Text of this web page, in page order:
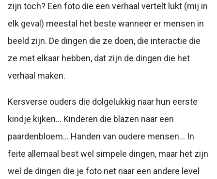
zijn toch? Een foto die een verhaal vertelt lukt (mij in
elk geval) meestal het beste wanneer er mensen in
beeld zijn. De dingen die ze doen, die interactie die
ze met elkaar hebben, dat zijn de dingen die het
verhaal maken.
Kersverse ouders die dolgelukkig naar hun eerste
kindje kijken… Kinderen die blazen naar een
paardenbloem… Handen van oudere mensen… In
feite allemaal best wel simpele dingen, maar het zijn
wel de dingen die je foto net naar een andere level